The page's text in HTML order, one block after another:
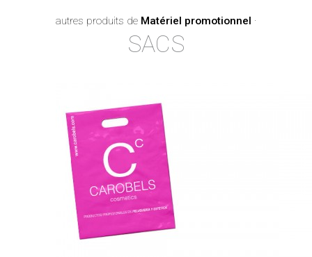
autres produits de Matériel promotionnel ·
SACS